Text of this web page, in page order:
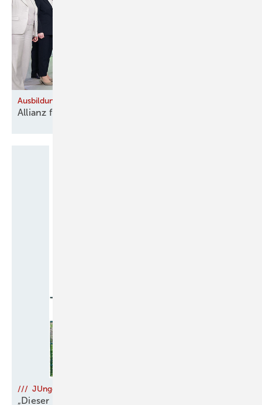
Ausbildung
Allianz für Aus- und
/// JUnge talente
„Dieser Beruf ist so viel mehr als Steine setzen